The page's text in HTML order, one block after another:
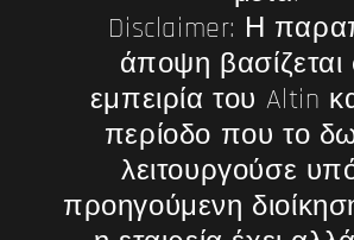
Disclaimer: Η
άποψη βασίζεται
εμπειρία του Altin
περίοδο που το
λειτουργούσε
προηγούμενη